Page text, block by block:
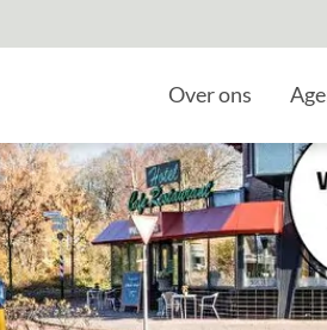
HomeOver ons